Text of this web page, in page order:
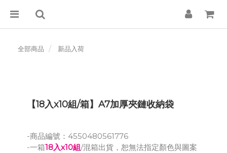
全部商品 新品入荷
【18入x10組/箱】A7加厚夾鏈收納袋
-商品編號：4550480561776
-一箱18入x10組/混箱出貨，恕無法指定顏色與圖案